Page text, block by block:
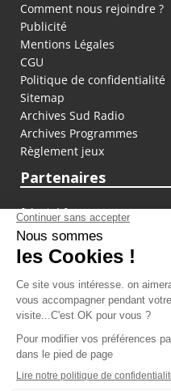
Comment nous rejoindre ?
Publicité
Mentions Légales
CGU
Politique de confidentialité
Sitemap
Archives Sud Radio
Archives Programmes
Règlement jeux
Partenaires
fiducial.fr
lyoncapitale.fr
olympique-et-lyonnais.com
L'application Iphone
Les cookies